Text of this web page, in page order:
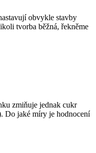
obvykle stavby
tvorba běžná, řekněme
zmiňuje jednak cukr
Do jaké míry je hodnocení